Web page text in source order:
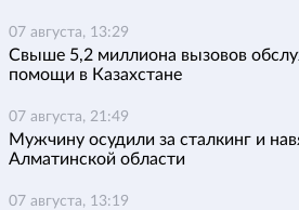
07 августа, 13:29
Свыше 5,2 миллиона вызовов
помощи в Казахстане
07 августа, 21:49
Мужчину осудили за сталкинг и
Алматинской области
07 августа, 13:19